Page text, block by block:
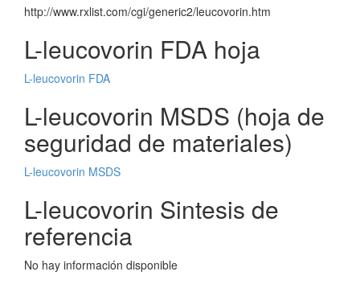
http://www.rxlist.com/cgi/generic2/leucovorin.htm
L-leucovorin FDA hoja
L-leucovorin FDA
L-leucovorin MSDS (hoja de
seguridad de materiales)
L-leucovorin MSDS
L-leucovorin Sintesis de
referencia
No hay información disponible